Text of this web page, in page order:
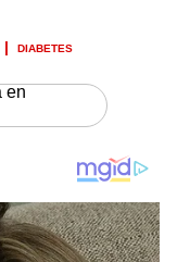
DIABETES
en